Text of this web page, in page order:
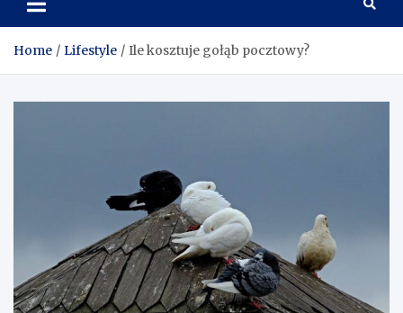
Home Lifestyle Ile kosztuje gołąb pocztowy?